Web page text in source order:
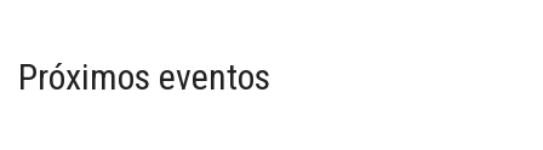
Próximos eventos